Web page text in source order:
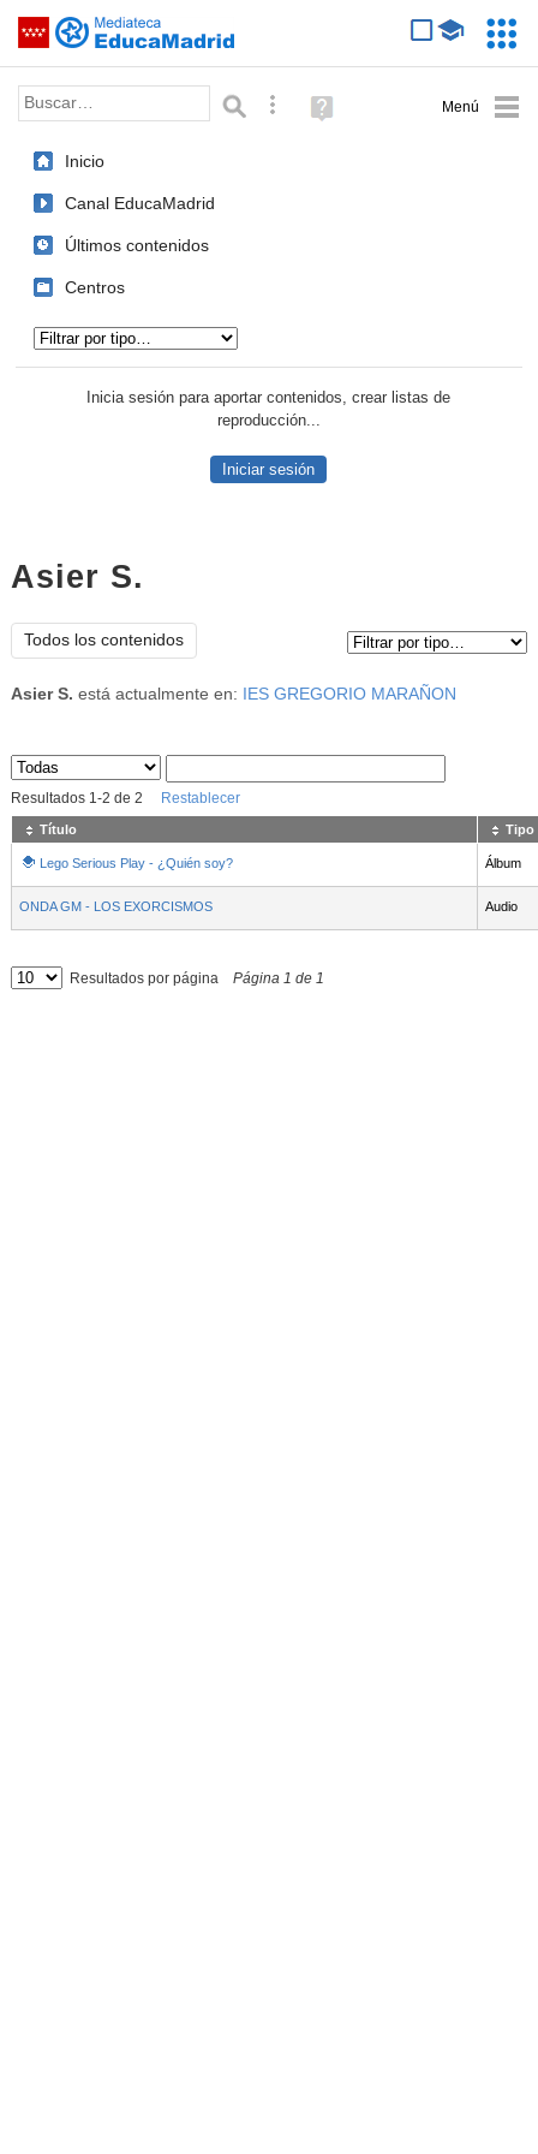
Saltar navegación
Palabra o frase: Búsqueda avanzada
Ayuda
(en
Inicio
Canal EducaMadrid
Últimos contenidos
Centros
Inicia sesión para aportar contenidos, crear listas de
reproducción...
Iniciar sesión
Asier S.
Todos los contenidos
Asier S. está actualmente en: IES GREGORIO MARAÑON
Sus archivos
Resultados 1-2 de 2 Restablecer
Título Tipo
Lego Serious Play - ¿Quién soy? Álbum
ONDA GM - LOS EXORCISMOS Audio
Resultados por página Página 1 de 1